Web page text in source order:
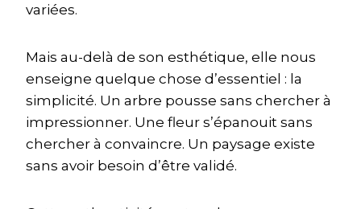
variées.
Mais au-delà de son esthétique, elle nous
enseigne quelque chose d’essentiel : la
simplicité. Un arbre pousse sans chercher à
impressionner. Une fleur s’épanouit sans
chercher à convaincre. Un paysage existe
sans avoir besoin d’être validé.